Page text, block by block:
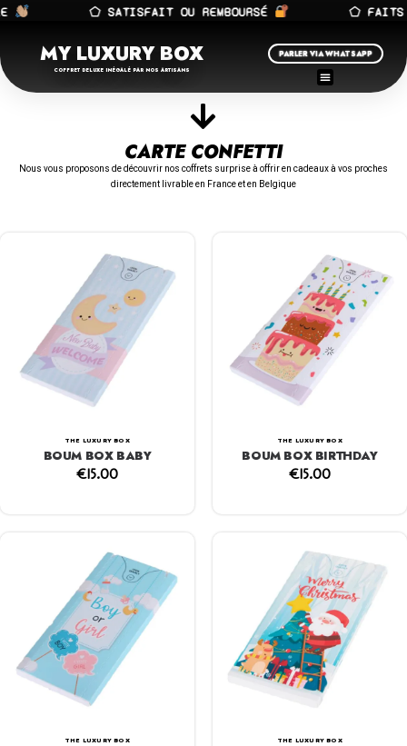
⬠ SATISFAIT OU REMBOURSÉ ⬠ FAITS
MY LUXURY BOX
COFFRET DELUXE INÉGALÉ PAR NOS ARTISANS
PARLER VIA WHATSAPP
CARTE CONFETTI
Nous vous proposons de découvrir nos coffrets surprise à offrir en cadeaux à vos proches
directement livrable en France et en Belgique
THE LUXURY BOX
BOUM BOX BABY
€15.00
THE LUXURY BOX
BOUM BOX BIRTHDAY
€15.00
THE LUXURY BOX THE LUXURY BOX